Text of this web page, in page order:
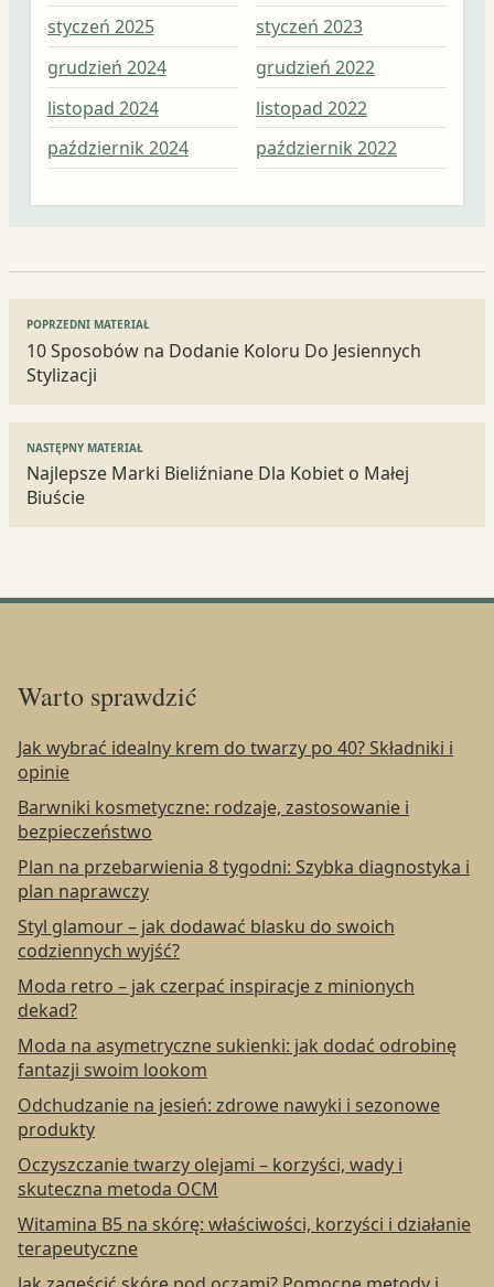
styczeń 2025
grudzień 2024
listopad 2024
październik 2024
styczeń 2023
grudzień 2022
listopad 2022
październik 2022
Nawigacja
wpisu
POPRZEDNI MATERIAŁ
10 Sposobów na Dodanie Koloru Do Jesiennych
Stylizacji
NASTĘPNY MATERIAŁ
Najlepsze Marki Bieliźniane Dla Kobiet o Małej
Biuście
Warto sprawdzić
Jak wybrać idealny krem do twarzy po 40? Składniki i
opinie
Barwniki kosmetyczne: rodzaje, zastosowanie i
bezpieczeństwo
Plan na przebarwienia 8 tygodni: Szybka diagnostyka i
plan naprawczy
Styl glamour – jak dodawać blasku do swoich
codziennych wyjść?
Moda retro – jak czerpać inspiracje z minionych
dekad?
Moda na asymetryczne sukienki: jak dodać odrobinę
fantazji swoim lookom
Odchudzanie na jesień: zdrowe nawyki i sezonowe
produkty
Oczyszczanie twarzy olejami – korzyści, wady i
skuteczna metoda OCM
Witamina B5 na skórę: właściwości, korzyści i działanie
terapeutyczne